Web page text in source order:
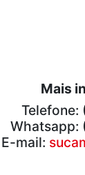
Mais
Telefone:
Whatsapp:
E-mail: